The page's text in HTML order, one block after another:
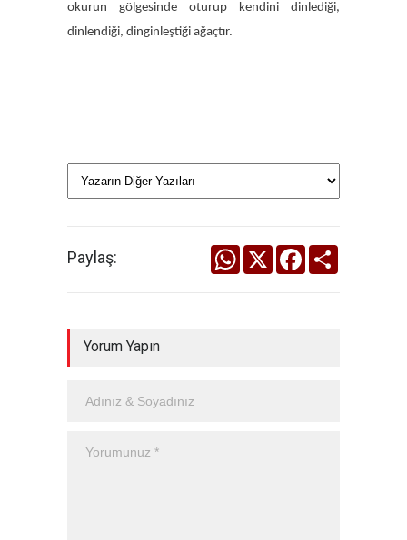
okurun gölgesinde oturup kendini dinlediği,
dinlendiği, dinginleştiği ağaçtır.
Paylaş: WhatsApp
X Facebook
Yorum Yapın